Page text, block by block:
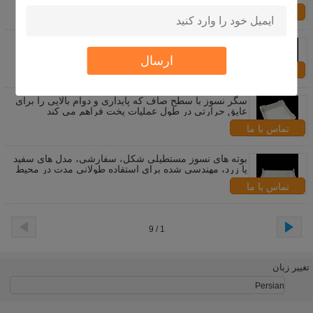
ارسال
دمای بالا طراحی شده برای مقاومت در شرایط آتش
سگر نسوز با سطح صاف که پایداری و دوام بالایی را برای
عایق حرارتی در طول عملیات پخت فراهم می کند
تماس با ما
بوته های نسوز مستطیلی شکل، سفارشی، مدل های سفید
یا زرد، مهندسی شده برای استفاده طولانی مدت در محیط
های با دمای بالا
تماس با ما
1 / 9
تغییر زبان
Persian